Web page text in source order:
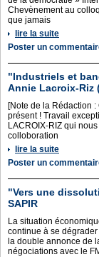
Chevènement au
que jamais
lire la suite
Poster un
"Industriels et
Annie Lacroix-Riz
[Note de la Rédaction
présent ! Travail
LACROIX-RIZ qui
colloboration
lire la suite
Poster un
"Vers une
SAPIR
La situation
continue à se
la double annonce de
négociations avec le